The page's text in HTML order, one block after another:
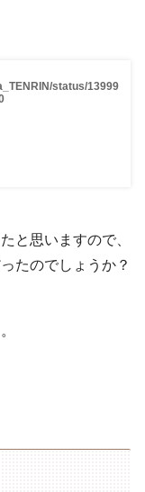
status/13999
と思いますので、
たのでしょうか？